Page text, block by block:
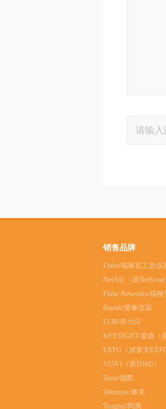
销售品牌
Fluke/福禄克工业仪
NetAlly（原NetScout
Fluke Networks/福
Raytek/雷泰仪器
FLIR/菲力尔
EXFO（加拿大EXFO
VIAVI（原JDSU）
Testo/德图
Tektronix/泰克
Tonghui/同惠